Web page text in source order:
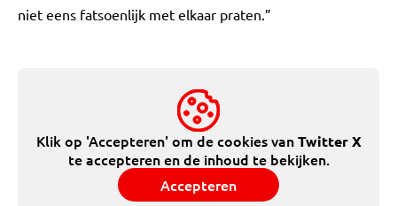
niet eens fatsoenlijk met elkaar praten.”
Klik op 'Accepteren' om de cookies vanTwitter X
te accepteren en de inhoud te bekijken.
Accepteren